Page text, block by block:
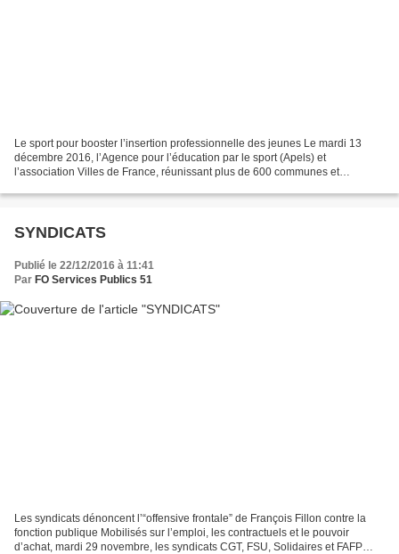
Le sport pour booster l’insertion professionnelle des jeunes Le mardi 13
décembre 2016, l’Agence pour l’éducation par le sport (Apels) et
l’association Villes de France, réunissant plus de 600 communes et
SYNDICATS
Publié le 22/12/2016 à 11:41
Par FO Services Publics 51
Les syndicats dénoncent l’“offensive frontale” de François Fillon contre la
fonction publique Mobilisés sur l’emploi, les contractuels et le pouvoir
d’achat, mardi 29 novembre, les syndicats CGT, FSU, Solidaires et FAFP